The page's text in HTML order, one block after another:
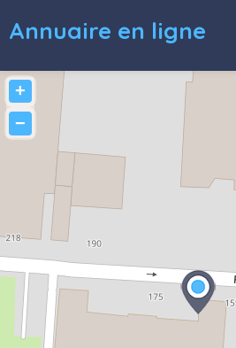
Annuaire en ligne
+
−